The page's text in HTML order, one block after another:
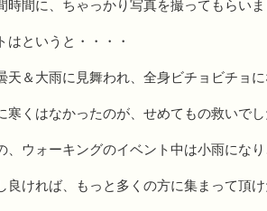
時間に、ちゃっかり写真を撮ってもらいま
はというと・・・・
天＆大雨に見舞われ、全身ビチョビチョに
寒くはなかったのが、せめてもの救いでし
、ウォーキングのイベント中は小雨にな
良ければ、もっと多くの方に集まって頂け